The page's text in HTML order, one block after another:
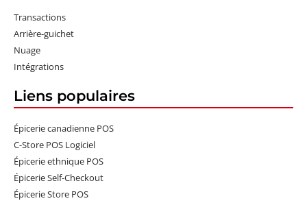
Transactions
Arrière-guichet
Nuage
Intégrations
Liens populaires
Épicerie canadienne POS
C-Store POS Logiciel
Épicerie ethnique POS
Épicerie Self-Checkout
Épicerie Store POS